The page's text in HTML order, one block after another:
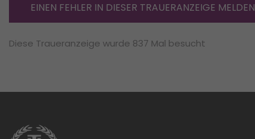
EINEN FEHLER IN DIESER TRAUERANZEIGE MELDEN
Diese Traueranzeige wurde 837 Mal besucht